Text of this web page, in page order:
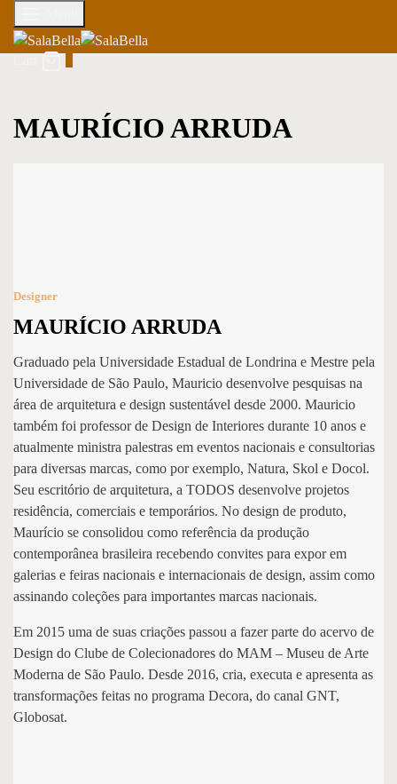
MAURÍCIO ARRUDA
Designer
MAURÍCIO ARRUDA
Graduado pela Universidade Estadual de Londrina e Mestre pela
Universidade de São Paulo, Mauricio desenvolve pesquisas na
área de arquitetura e design sustentável desde 2000. Mauricio
também foi professor de Design de Interiores durante 10 anos e
atualmente ministra palestras em eventos nacionais e consultorias
para diversas marcas, como por exemplo, Natura, Skol e Docol.
Seu escritório de arquitetura, a TODOS desenvolve projetos
residência, comerciais e temporários. No design de produto,
Maurício se consolidou como referência da produção
contemporânea brasileira recebendo convites para expor em
galerias e feiras nacionais e internacionais de design, assim como
assinando coleções para importantes marcas nacionais.
Em 2015 uma de suas criações passou a fazer parte do acervo de
Design do Clube de Colecionadores do MAM – Museu de Arte
Moderna de São Paulo. Desde 2016, cria, executa e apresenta as
transformações feitas no programa Decora, do canal GNT,
Globosat.